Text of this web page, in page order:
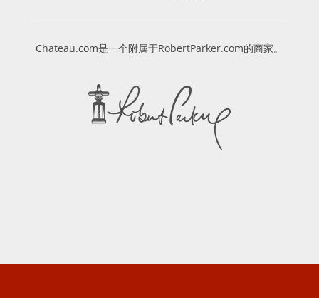
Chateau.com是一个附属于RobertParker.com的商家。